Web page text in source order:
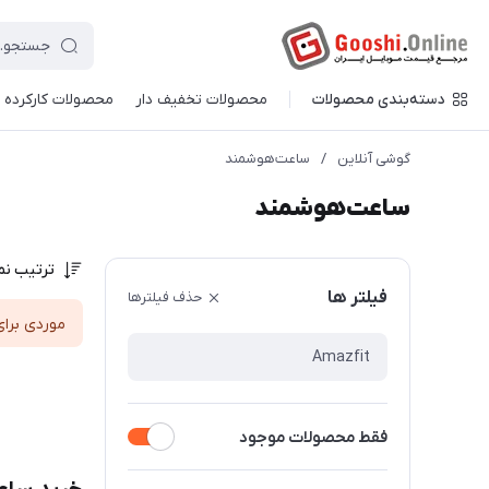
دسته‌بندی محصولات محصولات تخفیف دار محصولات کارکرده
گوشی آنلاین / ساعت‌هوشمند
ساعت‌هوشمند
فیلتر ها حذف فیلترها
فقط محصولات موجود
ترتیب
موردی